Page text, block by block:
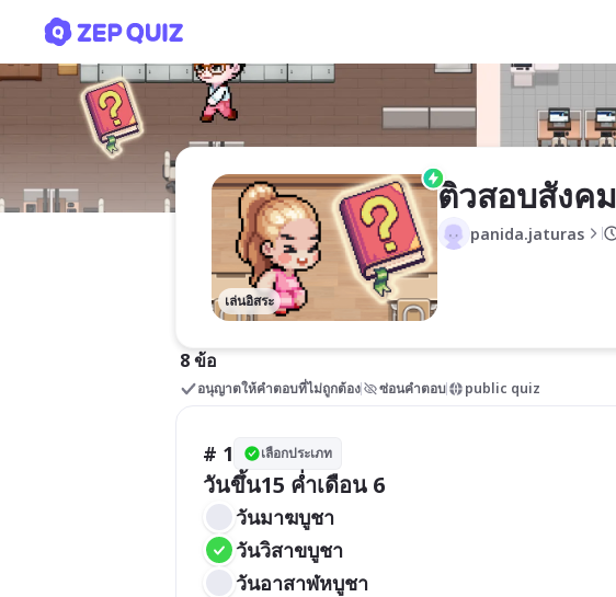
เล่นอิสระ
ติวสอบสังคม
panida.jaturas
8 ข้อ
อนุญาตให้คำตอบที่ไม่ถูกต้อง ซ่อนคำตอบ public quiz
# 1 เลือกประเภท
วันขึ้น15 ค่ำเดือน 6
วันมาฆบูชา
วันวิสาขบูชา
วันอาสาฬหบูชา